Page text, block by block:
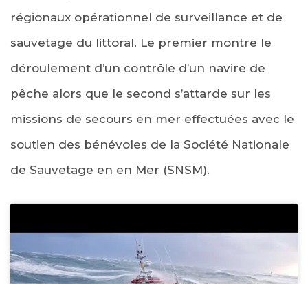
régionaux opérationnel de surveillance et de
sauvetage du littoral. Le premier montre le
déroulement d’un contrôle d’un navire de
pêche alors que le second s’attarde sur les
missions de secours en mer effectuées avec le
soutien des bénévoles de la Société Nationale
de Sauvetage en en Mer (SNSM).